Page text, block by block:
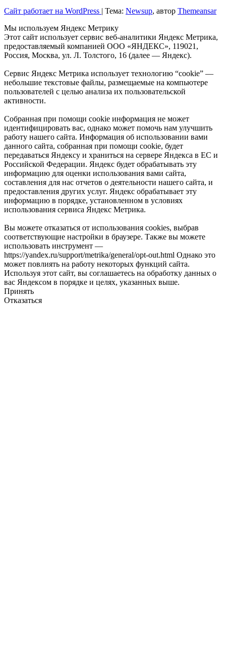
Сайт работает на WordPress
Тема: Newsup, автор Themeansar
Мы используем Яндекс Метрику
Этот сайт использует сервис веб-аналитики Яндекс Метрика,
предоставляемый компанией ООО «ЯНДЕКС», 119021,
Россия, Москва, ул. Л. Толстого, 16 (далее — Яндекс).
Сервис Яндекс Метрика использует технологию “cookie” —
небольшие текстовые файлы, размещаемые на компьютере
пользователей с целью анализа их пользовательской
активности.
Собранная при помощи cookie информация не может
идентифицировать вас, однако может помочь нам улучшить
работу нашего сайта. Информация об использовании вами
данного сайта, собранная при помощи cookie, будет
передаваться Яндексу и храниться на сервере Яндекса в ЕС и
Российской Федерации. Яндекс будет обрабатывать эту
информацию для оценки использования вами сайта,
составления для нас отчетов о деятельности нашего сайта, и
предоставления других услуг. Яндекс обрабатывает эту
информацию в порядке, установленном в условиях
использования сервиса Яндекс Метрика.
Вы можете отказаться от использования cookies, выбрав
соответствующие настройки в браузере. Также вы можете
использовать инструмент —
https://yandex.ru/support/metrika/general/opt-out.html Однако это
может повлиять на работу некоторых функций сайта.
Используя этот сайт, вы соглашаетесь на обработку данных о
вас Яндексом в порядке и целях, указанных выше.
Принять
Отказаться